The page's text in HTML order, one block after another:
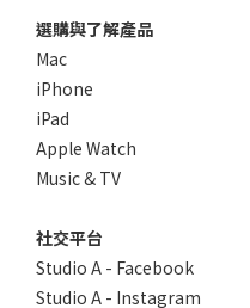
選購與了解產品
Mac
iPhone
iPad
Apple Watch
Music & TV
社交平台
Studio A - Facebook
Studio A - Instagram